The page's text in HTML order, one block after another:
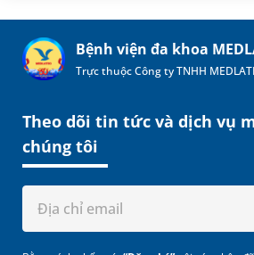
Bệnh viện đa khoa
Trực thuộc Công ty TNHH
Theo dõi tin tức và dịch vụ
chúng tôi